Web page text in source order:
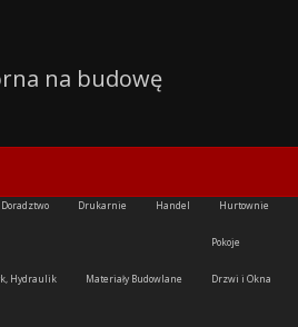
na budowę
Doradztwo Drukarnie Handel Hurtownie
Hydraulik Materiały Budowlane
Pokoje
Drzwi i Okna